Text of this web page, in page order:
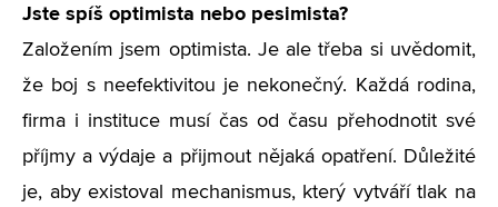
Jste spíš optimista nebo pesimista?
Založením jsem optimista. Je ale třeba si uvědomit,
že boj s neefektivitou je nekonečný. Každá rodina,
firma i instituce musí čas od času přehodnotit své
příjmy a výdaje a přijmout nějaká opatření. Důležité
je, aby existoval mechanismus, který vytváří tlak na